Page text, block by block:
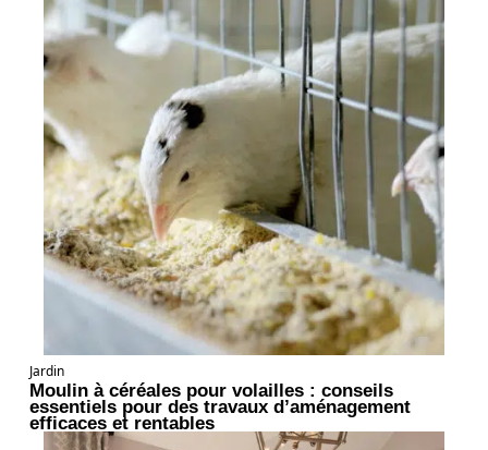
Jardin
Moulin à céréales pour volailles : conseils
essentiels pour des travaux d’aménagement
efficaces et rentables